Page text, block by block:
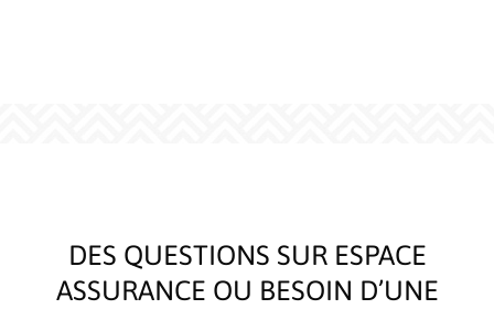
DES QUESTIONS SUR ESPACE
ASSURANCE OU BESOIN D’UNE